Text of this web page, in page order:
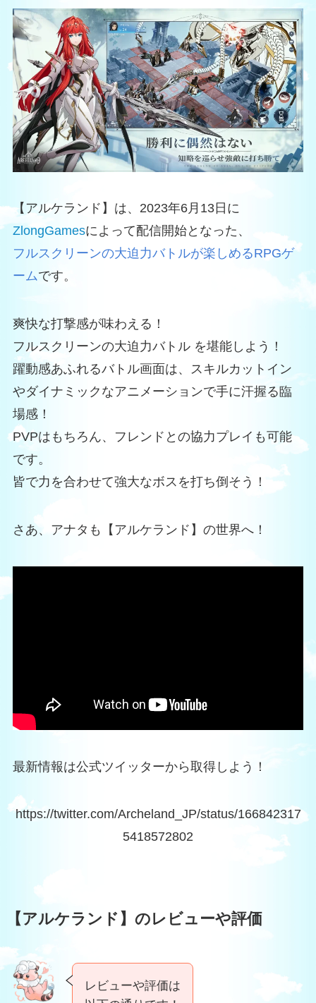
【アルケランド】は、2023年6月13日に
ZlongGamesによって配信開始となった、
フルスクリーンの大迫力バトルが楽しめるRPGゲ
ームです。
爽快な打撃感が味わえる！
フルスクリーンの大迫力バトル を堪能しよう！
躍動感あふれるバトル画面は、スキルカットイン
やダイナミックなアニメーションで手に汗握る臨
場感！
PVPはもちろん、フレンドとの協力プレイも可能
です。
皆で力を合わせて強大なボスを打ち倒そう！
さあ、アナタも【アルケランド】の世界へ！
最新情報は公式ツイッターから取得しよう！
https://twitter.com/Archeland_JP/status/166842317
5418572802
【アルケランド】のレビューや評価
レビューや評価は